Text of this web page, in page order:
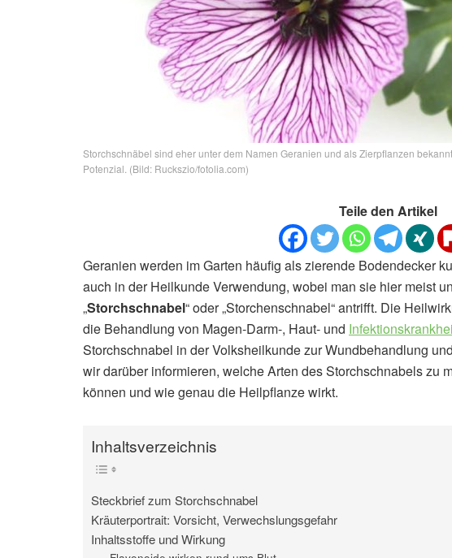
Storchschnäbel sind eher unter dem Namen Geranien und als Zierpflanzen
Potenzial. (Bild: Ruckszio/fotolia.com)
Teile den Artikel
Geranien werden im Garten häufig als zierende Bodendecker
auch in der Heilkunde Verwendung, wobei man sie hier meist
„Storchschnabel“ oder „Storchenschnabel“ antrifft. Die
die Behandlung von Magen-Darm-, Haut- und
Storchschnabel in der Volksheilkunde zur Wundbehandlung
wir darüber informieren, welche Arten des Storchschnabels zu
können und wie genau die Heilpflanze wirkt.
Inhaltsverzeichnis
Steckbrief zum Storchschnabel
Kräuterportrait: Vorsicht, Verwechslungsgefahr
Inhaltsstoffe und Wirkung